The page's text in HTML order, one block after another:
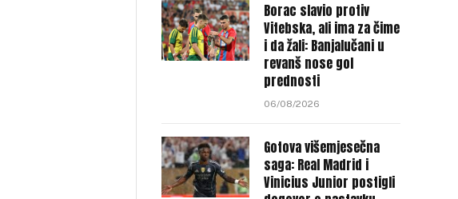
Borac slavio protiv
Vitebska, ali ima za čime
i da žali: Banjalučani u
revanš nose gol
prednosti
06/08/2026
Gotova višemjesečna
saga: Real Madrid i
Vinicius Junior postigli